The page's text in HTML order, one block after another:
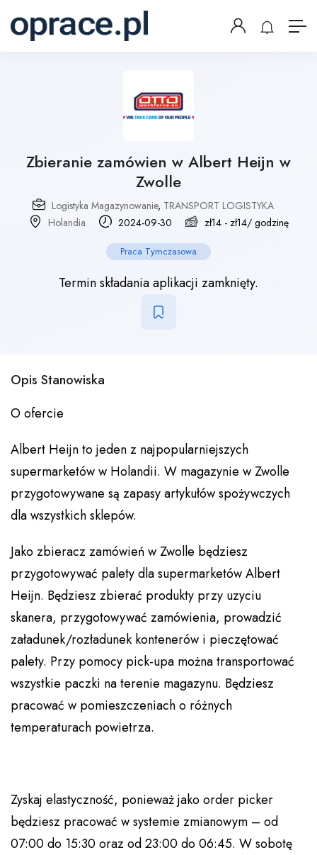
Zbieranie zamówien w Albert Heijn w
Zwolle
Logistyka Magazynowanie, TRANSPORT LOGISTYKA
Holandia
2024-09-30 zł14- zł14/ godzinę
Praca Tymczasowa
Termin składania aplikacji zamknięty.
Opis Stanowiska
O ofercie
Albert Heijn to jeden z najpopularniejszych
supermarketów w Holandii. W magazynie w Zwolle
przygotowywane są zapasy artykułów spożywczych
dla wszystkich sklepów.
Jako zbieracz zamówień w Zwolle będziesz
przygotowywać palety dla supermarketów Albert
Heijn. Będziesz zbierać produkty przy uzyciu
skanera, przygotowywać zamówienia, prowadzić
załadunek/rozładunek kontenerów i pieczętować
palety. Przy pomocy pick-upa można transportować
wszystkie paczki na terenie magazynu. Będziesz
pracować w pomieszczeniach o różnych
temperaturach powietrza.
Zyskaj elastyczność, ponieważ jako order picker
będziesz pracować w systemie zmianowym – od
07:00 do 15:30 oraz od 23:00 do 06:45. W sobotę